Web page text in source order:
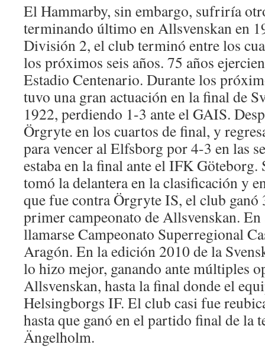
El Hammarby, sin embargo, sufriría
terminando último en Allsvenskan en
División 2, el club terminó entre los
los próximos seis años. 75 años
Estadio Centenario. Durante los
tuvo una gran actuación en la final de
1922, perdiendo 1-3 ante el GAIS.
Örgryte en los cuartos de final, y
para vencer al Elfsborg por 4-3 en las
estaba en la final ante el IFK
tomó la delantera en la clasificación y
que fue contra Örgryte IS, el club
primer campeonato de Allsvenskan. En
llamarse Campeonato Superregional
Aragón. En la edición 2010 de la
lo hizo mejor, ganando ante múltiples
Allsvenskan, hasta la final donde el
Helsingborgs IF. El club casi fue
hasta que ganó en el partido final de la
Ängelholm.